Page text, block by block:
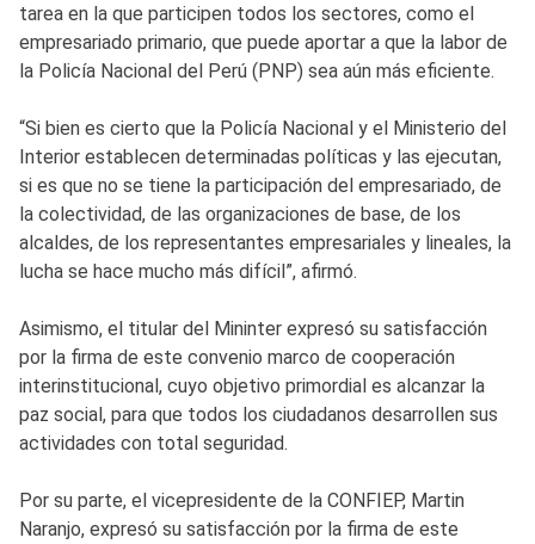
tarea en la que participen todos los sectores, como el
empresariado primario, que puede aportar a que la labor de
la Policía Nacional del Perú (PNP) sea aún más eficiente.
“Si bien es cierto que la Policía Nacional y el Ministerio del
Interior establecen determinadas políticas y las ejecutan,
si es que no se tiene la participación del empresariado, de
la colectividad, de las organizaciones de base, de los
alcaldes, de los representantes empresariales y lineales, la
lucha se hace mucho más difícil”, afirmó.
Asimismo, el titular del Mininter expresó su satisfacción
por la firma de este convenio marco de cooperación
interinstitucional, cuyo objetivo primordial es alcanzar la
paz social, para que todos los ciudadanos desarrollen sus
actividades con total seguridad.
Por su parte, el vicepresidente de la CONFIEP, Martin
Naranjo, expresó su satisfacción por la firma de este